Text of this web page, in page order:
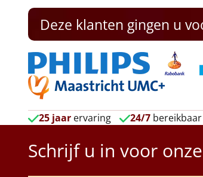
Deze klanten gingen u
25 jaar ervaring 24/7 bereikbaar
Schrijf u in voor